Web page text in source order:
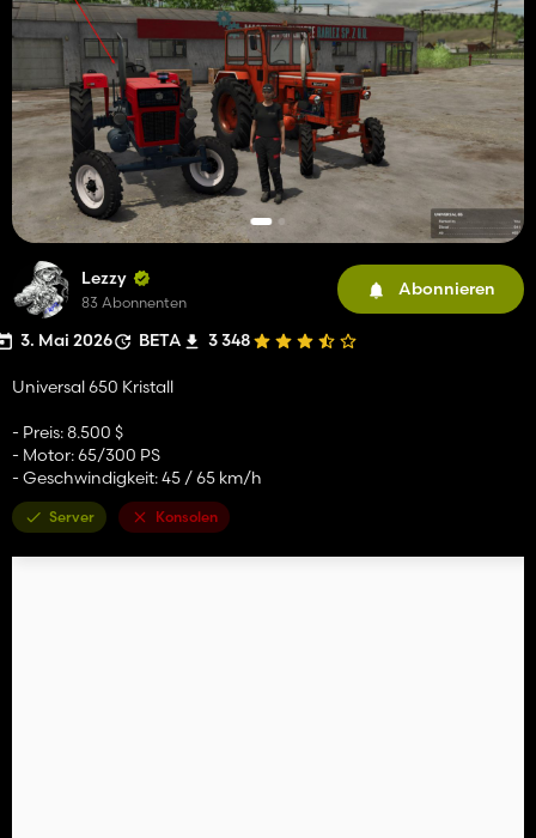
Lezzy
83 Abonnenten
Abonnieren
3. Mai 2026 BETA 3 348
Universal 650 Kristall
- Preis: 8.500 $
- Motor: 65/300 PS
- Geschwindigkeit: 45 / 65 km/h
Server Konsolen